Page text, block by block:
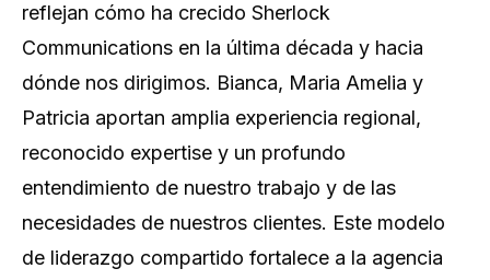
reflejan cómo ha crecido Sherlock
Communications en la última década y hacia
dónde nos dirigimos. Bianca, Maria Amelia y
Patricia aportan amplia experiencia regional,
reconocido expertise y un profundo
entendimiento de nuestro trabajo y de las
necesidades de nuestros clientes. Este modelo
de liderazgo compartido fortalece a la agencia